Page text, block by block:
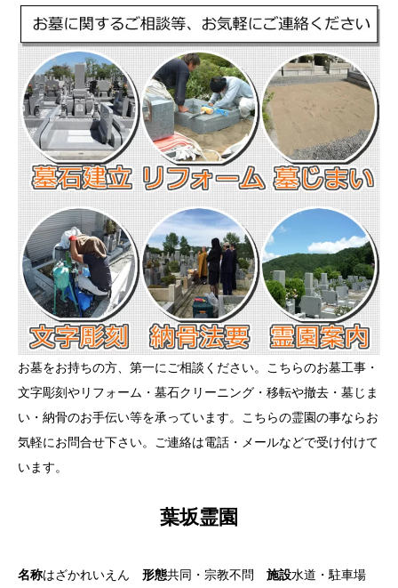
お墓をお持ちの方、第一にご相談ください。こちらのお墓工事・
文字彫刻やリフォーム・墓石クリーニング・移転や撤去・墓じま
い・納骨のお手伝い等を承っています。こちらの霊園の事ならお
気軽にお問合せ下さい。ご連絡は電話・メールなどで受け付けて
います。
葉坂霊園
名称はざかれいえん 形態共同・宗教不問 施設水道・駐車場